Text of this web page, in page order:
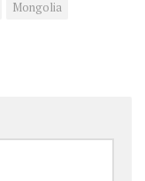
Mongolia